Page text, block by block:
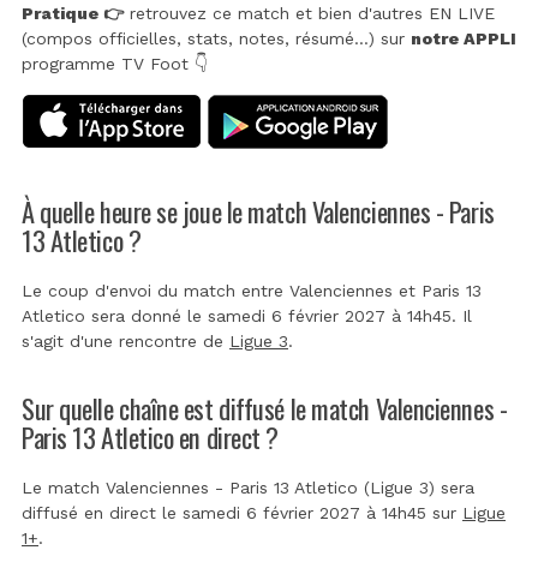
Pratique 👉retrouvez ce match et bien d'autres EN LIVE
(compos officielles, stats, notes, résumé...) sur notre APPLI
programme TV Foot 👇
À quelle heure se joue le match Valenciennes - Paris
13 Atletico ?
Le coup d'envoi du match entre Valenciennes et Paris 13
Atletico sera donné le samedi 6 février 2027 à 14h45. Il
s'agit d'une rencontre de Ligue 3.
Sur quelle chaîne est diffusé le match Valenciennes -
Paris 13 Atletico en direct ?
Le match Valenciennes - Paris 13 Atletico (Ligue 3) sera
diffusé en direct le samedi 6 février 2027 à 14h45 sur Ligue
1+.